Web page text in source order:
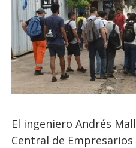
El ingeniero Andrés
Central de